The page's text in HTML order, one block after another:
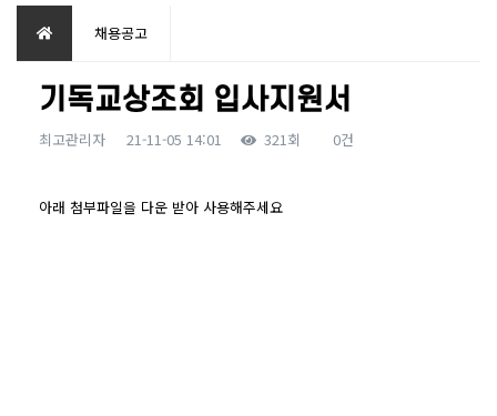
채용공고
기독교상조회 입사지원서
최고관리자 21-11-05 14:01 321회 0건
아래 첨부파일을 다운 받아 사용해주세요